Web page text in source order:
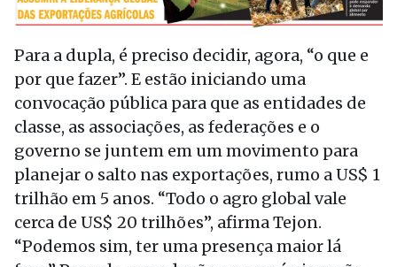
Para a dupla, é preciso decidir, agora, “o que e
por que fazer”. E estão iniciando uma
convocação pública para que as entidades de
classe, as associações, as federações e o
governo se juntem em um movimento para
planejar o salto nas exportações, rumo a US$ 1
trilhão em 5 anos. “Todo o agro global vale
cerca de US$ 20 trilhões”, afirma Tejon.
“Podemos sim, ter uma presença maior lá